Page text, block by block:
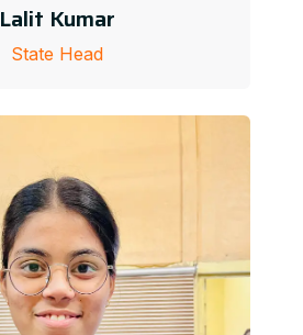
Lalit Kumar
State Head